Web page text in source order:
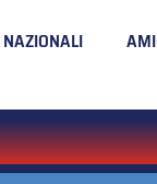
NAZIONALI